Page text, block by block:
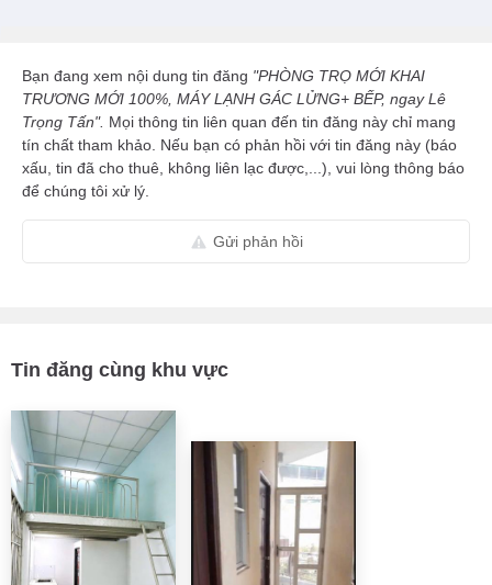
Bạn đang xem nội dung tin đăng "PHÒNG TRỌ MỚI KHAI
TRƯƠNG MỚI 100%, MÁY LẠNH GÁC LỬNG+ BẾP, ngay Lê
Trọng Tấn". Mọi thông tin liên quan đến tin đăng này chỉ mang
tín chất tham khảo. Nếu bạn có phản hồi với tin đăng này (báo
xấu, tin đã cho thuê, không liên lạc được,...), vui lòng thông báo
để chúng tôi xử lý.
Gửi phản hồi
Tin đăng cùng khu vực